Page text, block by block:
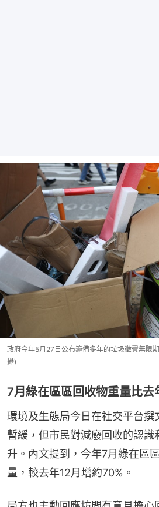
政府今年5月27日公布籌備多年的垃圾徵費無限
攝)
7月綠在區區回收物重量比去
環境及生態局今日在社交平台撰
暫緩，但市民對減廢回收的認識
升。內文提到，今年7月綠在區
量，較去年12月增約70%。